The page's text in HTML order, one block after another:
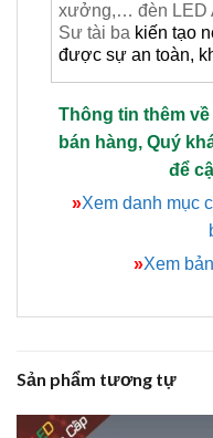
xưởng,… đèn LED
Sư tài ba kiến tạo
được sự an toàn,
Thông tin thêm
bán hàng, Quý
để
»Xem danh mục
»Xem
Sản phẩm tương tự